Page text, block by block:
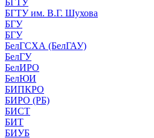
БГТУ им. В.Г. Шухова
БГУ
БГУ
БелГСХА (БелГАУ)
БелГУ
БелИРО
БелЮИ
БИПКРО
БИРО (РБ)
БИСТ
БИТ
БИУБ